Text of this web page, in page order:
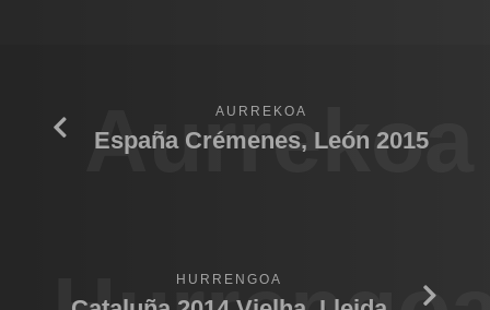
Aurrekoa
AURREKOA
España Crémenes, León 2015
HURRENGOA